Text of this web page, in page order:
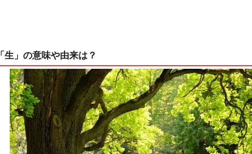
「生」の意味や由来は？